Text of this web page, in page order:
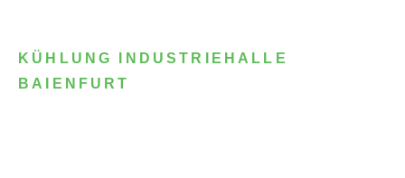
KÜHLUNG INDUSTRIEHALLE
BAIENFURT